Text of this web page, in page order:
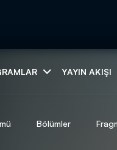
YAYIN AKIŞI
Bölümler